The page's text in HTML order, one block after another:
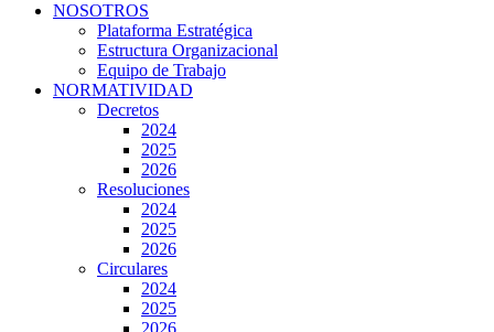
NOSOTROS
Plataforma Estratégica
Estructura Organizacional
Equipo de Trabajo
NORMATIVIDAD
Decretos
2024
2025
2026
Resoluciones
2024
2025
2026
Circulares
2024
2025
2026